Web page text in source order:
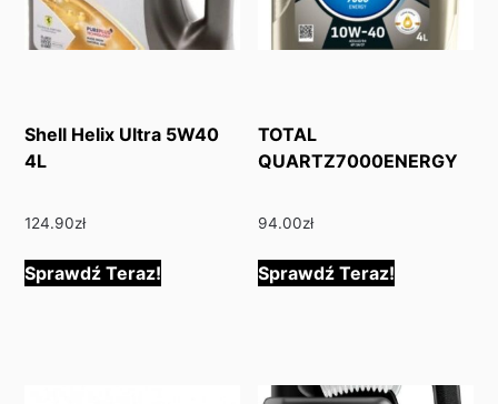
Shell Helix Ultra 5W40
4L
124.90zł
Sprawdź Teraz!
TOTAL
QUARTZ7000ENERGY
94.00zł
Sprawdź Teraz!